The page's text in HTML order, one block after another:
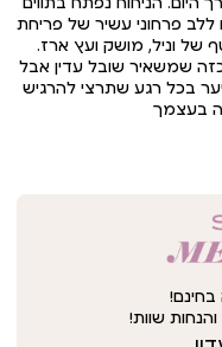
ללב פרחוני עשיר של פריחת
של וניל, מושק ועץ ארז.
כזה שמשאיר שובל עדין אבל
בכל רגע שתרצי להרגיש
בעצמך
שוות!